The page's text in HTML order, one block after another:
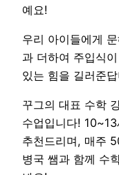
예요!
우리 아이들에게
과 더하여 주입식
있는 힘을 길러준
꾸그의 대표 수학
수업입니다!
추천드리며, 매주
병국 쌤과 함께 수